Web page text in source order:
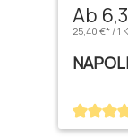
Ab
25,40 €* / 1
NAPOLI